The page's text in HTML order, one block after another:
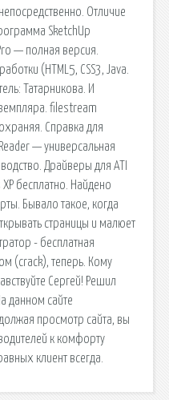
Отличие
SketchUp
— полная версия.
(HTML5, CSS3, Java.
Татарникова. И
filestream
Справка для
— универсальная
Драйверы для ATI
бесплатно. Найдено
Бывало такое, когда
страницы и малюет
- бесплатная
(crack), теперь. Кому
Сергей! Решил
данном сайте
просмотр сайта, вы
к комфорту
клиент всегда.